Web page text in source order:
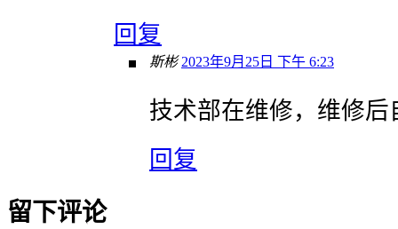
回复
斯彬 2023年9月25日 下午 6:23
技术部在维修，维修后
回复
留下评论